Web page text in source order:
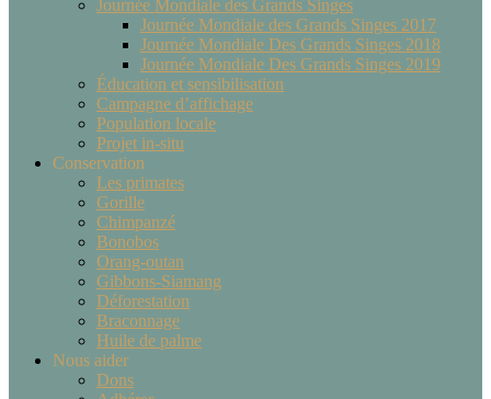
Journée Mondiale des Grands Singes
Journée Mondiale des Grands Singes 2017
Journée Mondiale Des Grands Singes 2018
Journée Mondiale Des Grands Singes 2019
Éducation et sensibilisation
Campagne d’affichage
Population locale
Projet in-situ
Conservation
Les primates
Gorille
Chimpanzé
Bonobos
Orang-outan
Gibbons-Siamang
Déforestation
Braconnage
Huile de palme
Nous aider
Dons